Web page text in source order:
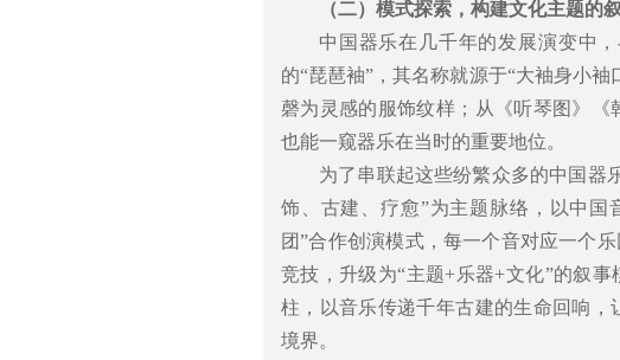
（二）模式探索，构建文化主题的
中国器乐在几千年的发展演变中
的“琵琶袖”，其名称就源于“大袖身小
磬为灵感的服饰纹样；从《听琴图》《
也能一窥器乐在当时的重要地位。
为了串联起这些纷繁众多的中国器
饰、古建、疗愈”为主题脉络，以中国
团”合作创演模式，每一个音对应一个
竞技，升级为“主题+乐器+文化”的叙
柱，以音乐传递千年古建的生命回响
境界。